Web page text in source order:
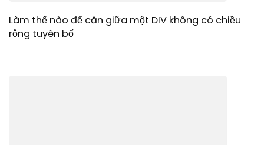
Làm thế nào để căn giữa một DIV không có chiều
rộng tuyên bố